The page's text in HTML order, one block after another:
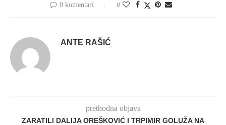
0 komentari 0
ANTE RAŠIĆ
prethodna objava
ZARATILI DALIJA OREŠKOVIĆ I TRPIMIR GOLUŽA NA